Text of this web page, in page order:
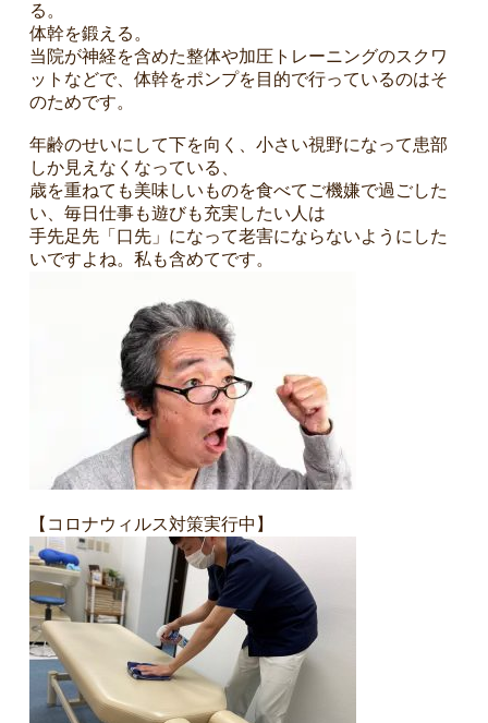
る。
体幹を鍛える。
当院が神経を含めた整体や加圧トレーニングのスクワ
ットなどで、体幹をポンプを目的で行っているのはそ
のためです。
年齢のせいにして下を向く、小さい視野になって患部
しか見えなくなっている、
歳を重ねても美味しいものを食べてご機嫌で過ごした
い、毎日仕事も遊びも充実したい人は
手先足先「口先」になって老害にならないようにした
いですよね。私も含めてです。
【コロナウィルス対策実行中】